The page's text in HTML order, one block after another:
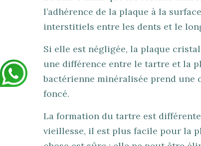
l’adhérence de la plaque à la
interstitiels entre les dents et le
Si elle est négligée, la plaque
une différence entre le tartre et la
bactérienne minéralisée prend
foncé.
La formation du tartre est différente
vieillesse, il est plus facile pour la